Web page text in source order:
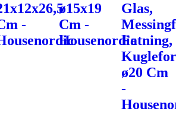
-
ø15x19
Cm -
Housenordic
Glas,
Fatning,
ø20 Cm
-